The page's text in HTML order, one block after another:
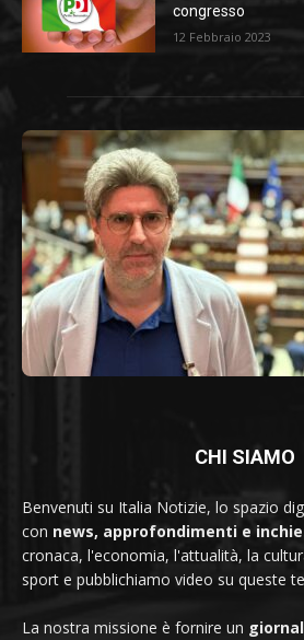
congresso
12 Febbraio 2023
CHI SIAMO
Benvenuti su Italia Notizie, lo spazio
con news, approfondimenti e
cronaca, l'economia, l'attualità, la
sport e pubblichiamo video su queste
La nostra missione è fornire un